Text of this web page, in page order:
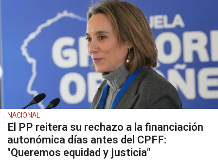
NACIONAL
El PP reitera su rechazo a la financiación
autonómica días antes del CPFF:
"Queremos equidad y justicia"